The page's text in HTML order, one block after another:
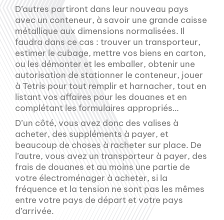
D’autres partiront dans leur nouveau pays
avec un conteneur, à savoir une grande caisse
métallique aux dimensions normalisées. Il
faudra dans ce cas : trouver un transporteur,
estimer le cubage, mettre vos biens en carton,
ou les démonter et les emballer, obtenir une
autorisation de stationner le conteneur, jouer
à Tetris pour tout remplir et harnacher, tout en
listant vos affaires pour les douanes et en
complétant les formulaires appropriés…
D’un côté, vous avez donc des valises à
acheter, des suppléments à payer, et
beaucoup de choses à racheter sur place. De
l’autre, vous avez un transporteur à payer, des
frais de douanes et au moins une partie de
votre électroménager à acheter, si la
fréquence et la tension ne sont pas les mêmes
entre votre pays de départ et votre pays
d’arrivée.